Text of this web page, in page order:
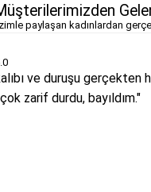
paylaşan kadınlardan
ve duruşu gerçekten
zarif durdu, bayıldım."